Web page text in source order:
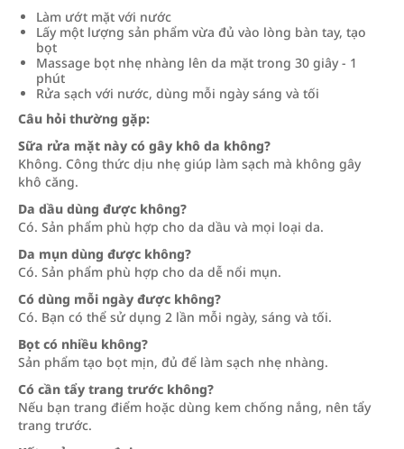
Làm ướt mặt với nước
Lấy một lượng sản phẩm vừa đủ vào lòng bàn tay, tạo
bọt
Massage bọt nhẹ nhàng lên da mặt trong 30 giây - 1
phút
Rửa sạch với nước, dùng mỗi ngày sáng và tối
Câu hỏi thường gặp:
Sữa rửa mặt này có gây khô da không?
Không. Công thức dịu nhẹ giúp làm sạch mà không gây
khô căng.
Da dầu dùng được không?
Có. Sản phẩm phù hợp cho da dầu và mọi loại da.
Da mụn dùng được không?
Có. Sản phẩm phù hợp cho da dễ nổi mụn.
Có dùng mỗi ngày được không?
Có. Bạn có thể sử dụng 2 lần mỗi ngày, sáng và tối.
Bọt có nhiều không?
Sản phẩm tạo bọt mịn, đủ để làm sạch nhẹ nhàng.
Có cần tẩy trang trước không?
Nếu bạn trang điểm hoặc dùng kem chống nắng, nên tẩy
trang trước.